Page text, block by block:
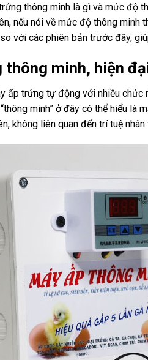
thông minh là gì và mức độ
nếu nói về mức độ thông
với các phiên bản trước đây,
thông minh, hiện
ấp trứng tự động với nhiều
minh” ở đây có thể hiểu
không liên quan đến trí tuệ nhân